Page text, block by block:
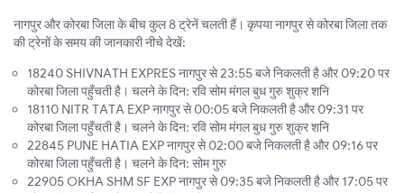
नागपुर और कोरबा जिला के बीच कुल 8 ट्रेनें चलती हैं। कृपया नागपुर से कोरबा जिला तक
की ट्रेनों के समय की जानकारी नीचे देखें:
18240 SHIVNATH EXPRES नागपुर से 23:55 बजे निकलती है और 09:20 पर
कोरबा जिला पहुँचती है। चलने के दिन: रवि सोम मंगल बुध गुरु शुक्र शनि
18110 NITR TATA EXP नागपुर से 00:05 बजे निकलती है और 09:31 पर
कोरबा जिला पहुँचती है। चलने के दिन: रवि सोम मंगल बुध गुरु शुक्र शनि
22845 PUNE HATIA EXP नागपुर से 02:00 बजे निकलती है और 09:16 पर
कोरबा जिला पहुँचती है। चलने के दिन: सोम गुरु
22905 OKHA SHM SF EXP नागपुर से 09:35 बजे निकलती है और 17:05 पर